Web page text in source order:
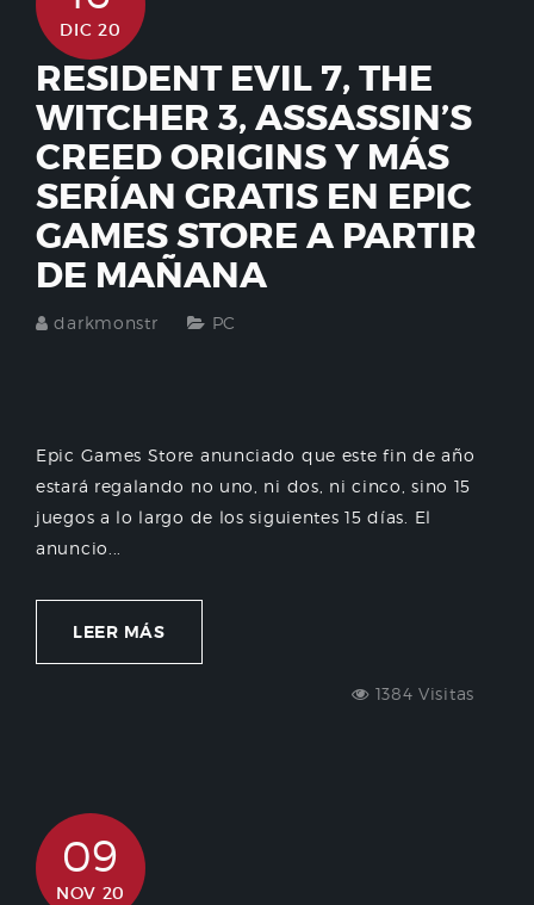
DIC 20
RESIDENT EVIL 7, THE
WITCHER 3, ASSASSIN’S
CREED ORIGINS Y MÁS
SERÍAN GRATIS EN EPIC
GAMES STORE A PARTIR
DE MAÑANA
darkmonstr PC
Epic Games Store anunciado que este fin de año
estará regalando no uno, ni dos, ni cinco, sino 15
juegos a lo largo de los siguientes 15 días. El
anuncio...
LEER MÁS
1384 Visitas
09
NOV 20